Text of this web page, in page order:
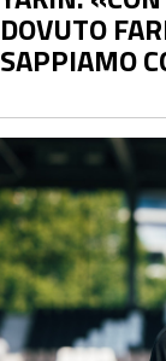
DOVUTO
SAPPIAMO